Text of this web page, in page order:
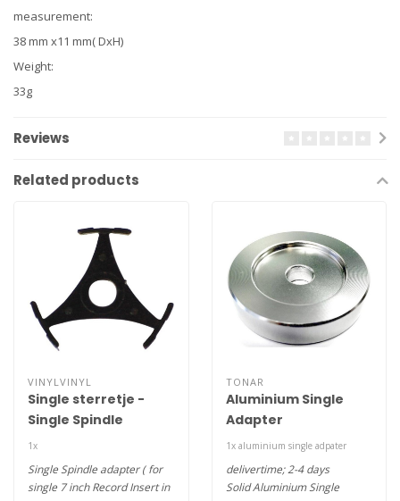
measurement:
38 mm x11 mm( DxH)
Weight:
33g
Reviews
Related products
VINYLVINYL
Single sterretje -
Single Spindle
adapter ( 20 pcs )
1x
Single Spindle adapter ( for
single 7 inch Record Insert in
TONAR
Aluminium Single
Adapter
1x aluminium single adpater
delivertime; 2-4 days
Solid Aluminium Single